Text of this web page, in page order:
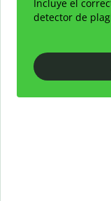
Incluye el
detector de